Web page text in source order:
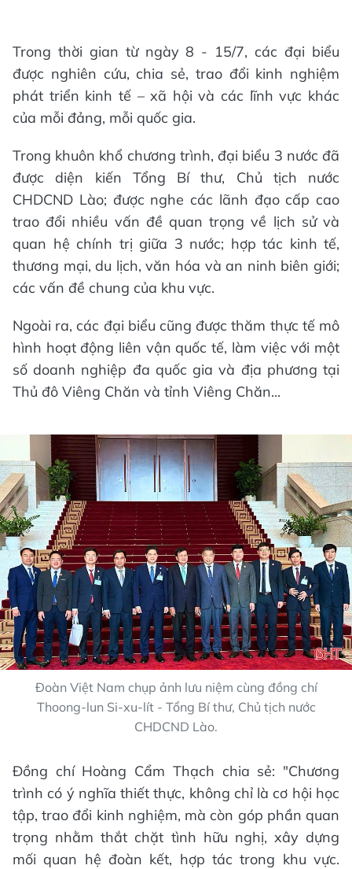
Trong thời gian từ ngày 8 - 15/7, các đại biểu
được nghiên cứu, chia sẻ, trao đổi kinh nghiệm
phát triển kinh tế – xã hội và các lĩnh vực khác
của mỗi đảng, mỗi quốc gia.
Trong khuôn khổ chương trình, đại biểu 3 nước đã
được diện kiến Tổng Bí thư, Chủ tịch nước
CHDCND Lào; được nghe các lãnh đạo cấp cao
trao đổi nhiều vấn đề quan trọng về lịch sử và
quan hệ chính trị giữa 3 nước; hợp tác kinh tế,
thương mại, du lịch, văn hóa và an ninh biên giới;
các vấn đề chung của khu vực.
Ngoài ra, các đại biểu cũng được thăm thực tế mô
hình hoạt động liên vận quốc tế, làm việc với một
số doanh nghiệp đa quốc gia và địa phương tại
Thủ đô Viêng Chăn và tỉnh Viêng Chăn...
Đoàn Việt Nam chụp ảnh lưu niệm cùng đồng chí
Thoong-lun Si-xu-lít - Tổng Bí thư, Chủ tịch nước
CHDCND Lào.
Đồng chí Hoàng Cẩm Thạch chia sẻ: "Chương
trình có ý nghĩa thiết thực, không chỉ là cơ hội học
tập, trao đổi kinh nghiệm, mà còn góp phần quan
trọng nhằm thắt chặt tình hữu nghị, xây dựng
mối quan hệ đoàn kết, hợp tác trong khu vực.